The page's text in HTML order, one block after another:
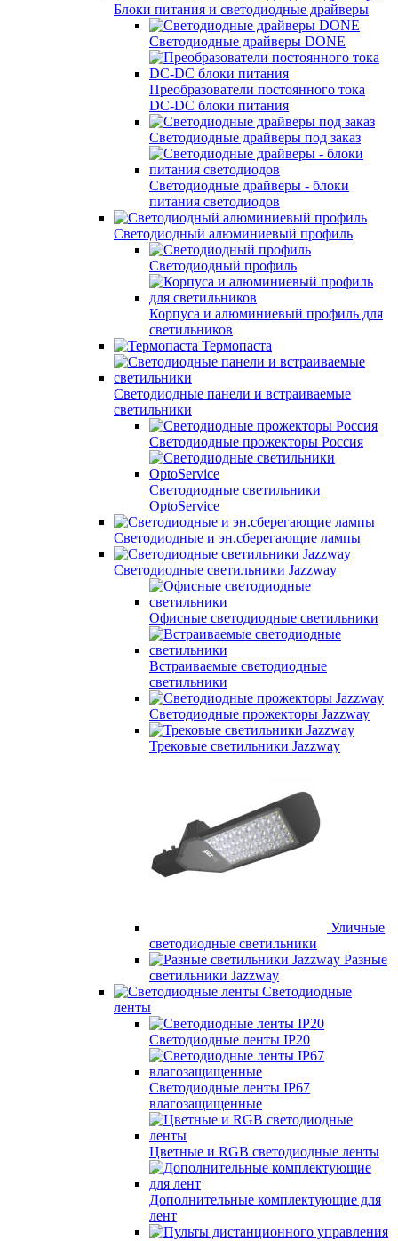
Блоки питания и светодиодные драйверы
Светодиодные драйверы DONE
Преобразователи постоянного тока
DC-DC блоки питания
Светодиодные драйверы под заказ
Светодиодные драйверы - блоки
питания светодиодов
Светодиодный алюминиевый профиль
Светодиодный профиль
Корпуса и алюминиевый профиль для
светильников
Термопаста
Светодиодные панели и встраиваемые
светильники
Светодиодные прожекторы Россия
Светодиодные светильники
OptoService
Светодиодные и эн.сберегающие лампы
Светодиодные светильники Jazzway
Офисные светодиодные светильники
Встраиваемые светодиодные
светильники
Светодиодные прожекторы Jazzway
Трековые светильники Jazzway
Уличные
светодиодные светильники
Разные
светильники Jazzway
Светодиодные
ленты
Светодиодные ленты IP20
Светодиодные ленты IP67
влагозащищенные
Цветные и RGB светодиодные ленты
Дополнительные комплектующие для
лент